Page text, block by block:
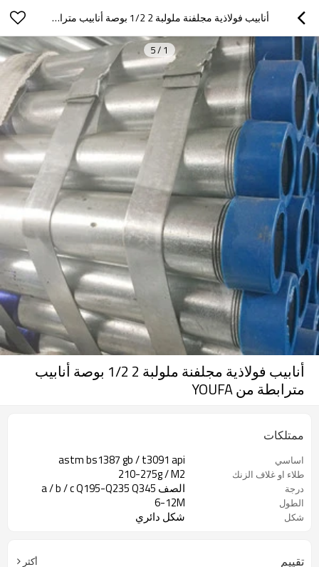
أنابيب فولاذية مجلفنة ملولبة 2 1/2 بوصة أنابيب مترابطة من YOUFA
1
/
5
أنابيب فولاذية مجلفنة ملولبة 2 1/2 بوصة أنابيب
مترابطة من YOUFA
ممتلكات
اساسي astm bs1387 gb / t3091 api
طلاء او غلاف الزنك 210-275g / M2
درجة الصف a / b / c Q195-Q235 Q345
الطول 6-12M
شكل شكل دائري
تقييم أكثر